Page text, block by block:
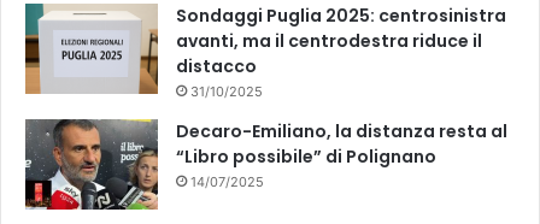
Sondaggi Puglia 2025: centrosinistra
avanti, ma il centrodestra riduce il
distacco
31/10/2025
Decaro-Emiliano, la distanza resta al
“Libro possibile” di Polignano
14/07/2025